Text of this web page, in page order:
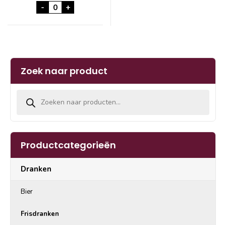
- Pepsi Cola Regular 6x50cl PET aantal
+
Zoek naar product
Productcategorieën
Dranken
Bier
Frisdranken